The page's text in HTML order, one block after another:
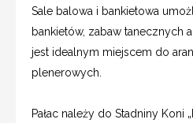
Sale balowa i bankietowa
bankietów, zabaw tanecznych
jest idealnym miejscem do
plenerowych.
Pałac należy do Stadniny Koni